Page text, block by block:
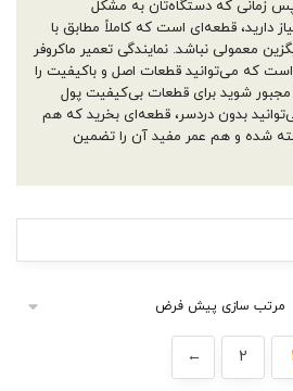
زمانی که دستگاه‌تان به مشکل
دارید، قطعه‌ای است که کاملاً مطابق با
معمولی نباشد. نمایندگی تعمیر ماکروفر
که می‌توانید قطعات اصل و باکیفیت را
مجبور شوید برای قطعات بی‌کیفیت پول
بدون دردسر، قطعه‌ای بخرید که هم
شده و هم عمر مفید آن را تضمین
←